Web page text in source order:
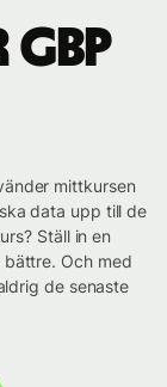
mittkursen
data upp till de
Ställ in en
bättre. Och med
de senaste